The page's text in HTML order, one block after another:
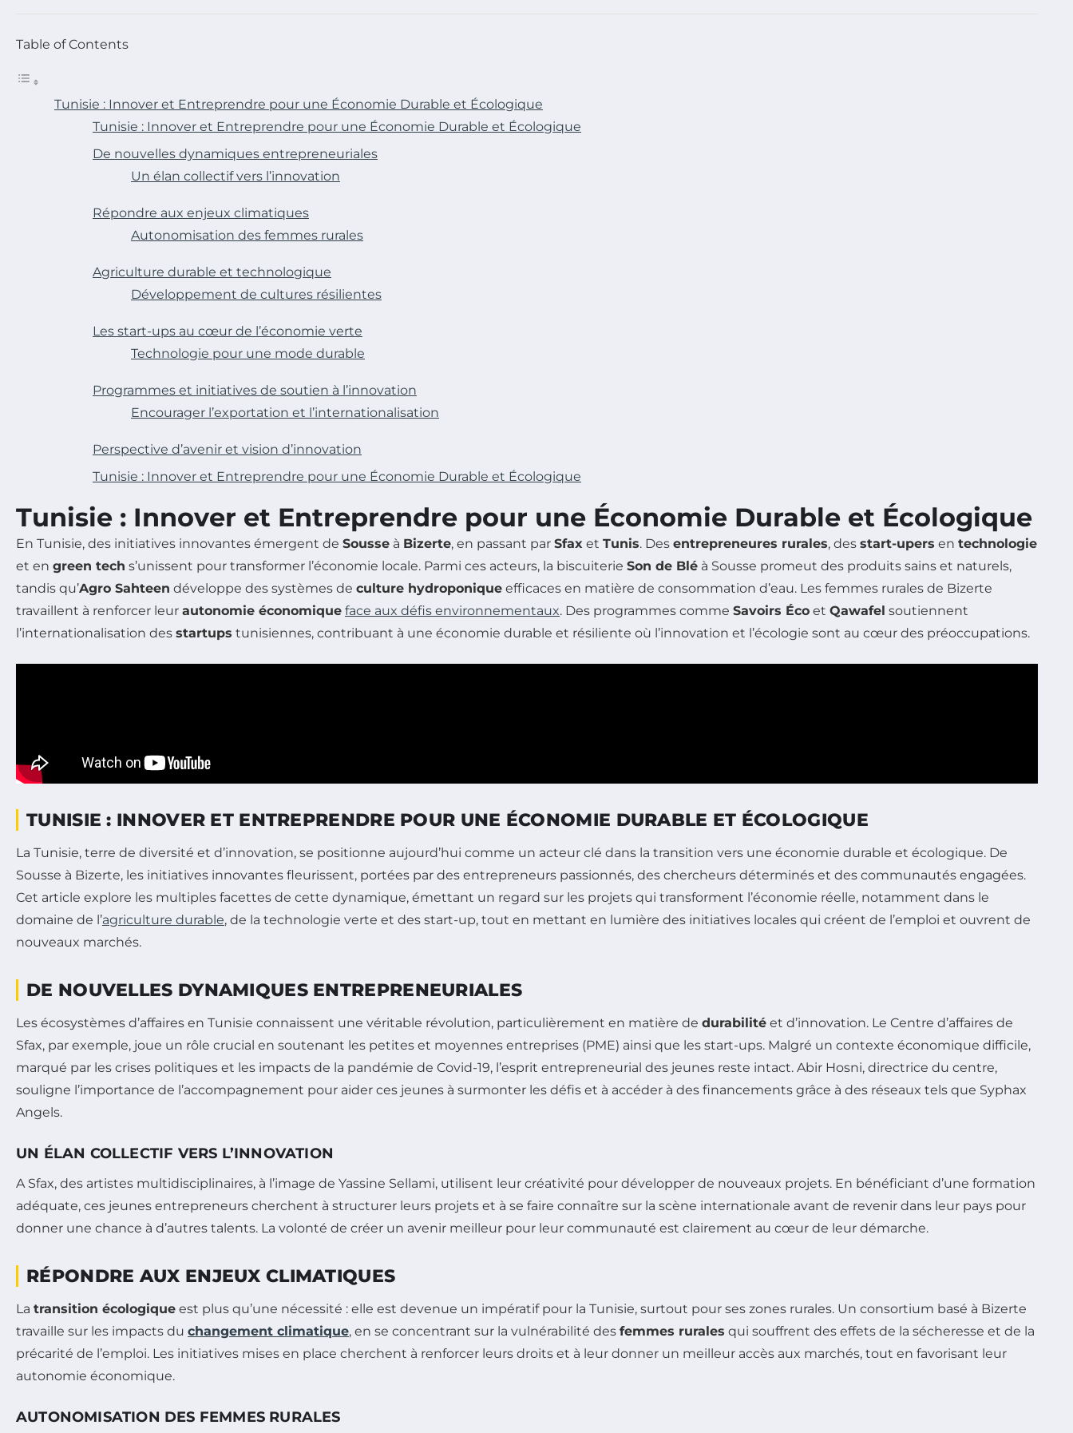
Table of Contents
Tunisie : Innover et Entreprendre pour une Économie Durable et Écologique
Tunisie : Innover et Entreprendre pour une Économie Durable et Écologique
De nouvelles dynamiques entrepreneuriales
Un élan collectif vers l’innovation
Répondre aux enjeux climatiques
Autonomisation des femmes rurales
Agriculture durable et technologique
Développement de cultures résilientes
Les start-ups au cœur de l’économie verte
Technologie pour une mode durable
Programmes et initiatives de soutien à l’innovation
Encourager l’exportation et l’internationalisation
Perspective d’avenir et vision d’innovation
Tunisie : Innover et Entreprendre pour une Économie Durable et Écologique
Tunisie : Innover et Entreprendre pour une Économie Durable et Écologique
En Tunisie, des initiatives innovantes émergent de Sousse à Bizerte, en passant par Sfax et Tunis. Des entrepreneures rurales, des start-upers en technologie
et en green tech s’unissent pour transformer l’économie locale. Parmi ces acteurs, la biscuiterie Son de Blé à Sousse promeut des produits sains et naturels,
tandis qu’Agro Sahteen développe des systèmes de culture hydroponique efficaces en matière de consommation d’eau. Les femmes rurales de Bizerte
travaillent à renforcer leur autonomie économique face aux défis environnementaux. Des programmes comme Savoirs Éco et Qawafel soutiennent
l’internationalisation des startups tunisiennes, contribuant à une économie durable et résiliente où l’innovation et l’écologie sont au cœur des préoccupations.
TUNISIE : INNOVER ET ENTREPRENDRE POUR UNE ÉCONOMIE DURABLE ET ÉCOLOGIQUE
La Tunisie, terre de diversité et d’innovation, se positionne aujourd’hui comme un acteur clé dans la transition vers une économie durable et écologique. De
Sousse à Bizerte, les initiatives innovantes fleurissent, portées par des entrepreneurs passionnés, des chercheurs déterminés et des communautés engagées.
Cet article explore les multiples facettes de cette dynamique, émettant un regard sur les projets qui transforment l’économie réelle, notamment dans le
domaine de l’agriculture durable, de la technologie verte et des start-up, tout en mettant en lumière des initiatives locales qui créent de l’emploi et ouvrent de
nouveaux marchés.
DE NOUVELLES DYNAMIQUES ENTREPRENEURIALES
Les écosystèmes d’affaires en Tunisie connaissent une véritable révolution, particulièrement en matière de durabilité et d’innovation. Le Centre d’affaires de
Sfax, par exemple, joue un rôle crucial en soutenant les petites et moyennes entreprises (PME) ainsi que les start-ups. Malgré un contexte économique difficile,
marqué par les crises politiques et les impacts de la pandémie de Covid-19, l’esprit entrepreneurial des jeunes reste intact. Abir Hosni, directrice du centre,
souligne l’importance de l’accompagnement pour aider ces jeunes à surmonter les défis et à accéder à des financements grâce à des réseaux tels que Syphax
Angels.
UN ÉLAN COLLECTIF VERS L’INNOVATION
A Sfax, des artistes multidisciplinaires, à l’image de Yassine Sellami, utilisent leur créativité pour développer de nouveaux projets. En bénéficiant d’une formation
adéquate, ces jeunes entrepreneurs cherchent à structurer leurs projets et à se faire connaître sur la scène internationale avant de revenir dans leur pays pour
donner une chance à d’autres talents. La volonté de créer un avenir meilleur pour leur communauté est clairement au cœur de leur démarche.
RÉPONDRE AUX ENJEUX CLIMATIQUES
La transition écologique est plus qu’une nécessité : elle est devenue un impératif pour la Tunisie, surtout pour ses zones rurales. Un consortium basé à Bizerte
travaille sur les impacts du changement climatique, en se concentrant sur la vulnérabilité des femmes rurales qui souffrent des effets de la sécheresse et de la
précarité de l’emploi. Les initiatives mises en place cherchent à renforcer leurs droits et à leur donner un meilleur accès aux marchés, tout en favorisant leur
autonomie économique.
AUTONOMISATION DES FEMMES RURALES